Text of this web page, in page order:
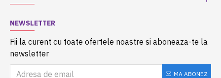
NEWSLETTER
Fii la curent cu toate ofertele noastre si aboneaza-te la
newsletter
MA ABONEZ